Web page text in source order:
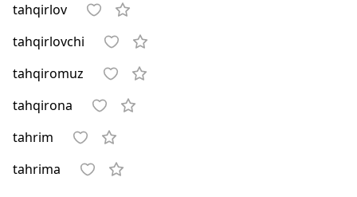
tahqirlov
tahqirlovchi
tahqiromuz
tahqirona
tahrim
tahrima